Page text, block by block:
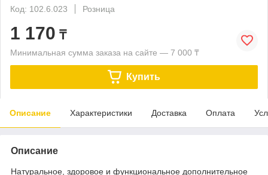
Код: 102.6.023
Розница
1 170 ₸
Минимальная сумма заказа на сайте — 7 000 ₸
Купить
Описание Характеристики Доставка Оплата
Описание
Натуральное, здоровое и функциональное дополнительное